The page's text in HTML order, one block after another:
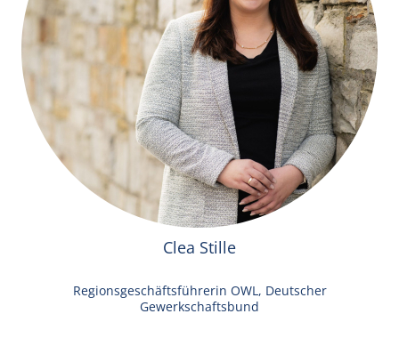
Clea Stille
Regionsgeschäftsführerin OWL, Deutscher
Gewerkschaftsbund